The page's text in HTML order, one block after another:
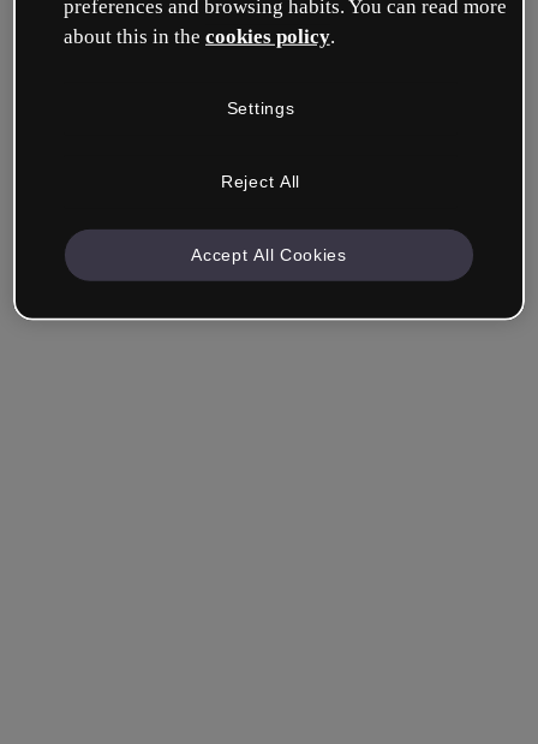
Mit Google anmelden
Angemeldet bleiben Hast du dein Passwort vergessen?
preferences and browsing habits. You can read more
about this in the cookies policy.
Settings
Reject All
Accept All Cookies